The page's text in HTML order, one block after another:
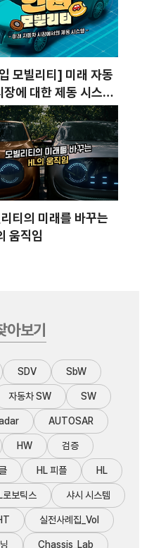
모빌리티] 미래 자동
장에 대한 제동 시스템
전략
티의 미래를 바꾸는
움직임
아보기
SDV SbW
자동차 SW SW
AUTOSAR
HW 검증
HL 피플 HL
로보틱스 샤시 시스템
실전사례집_Vol
Chassis_Lab